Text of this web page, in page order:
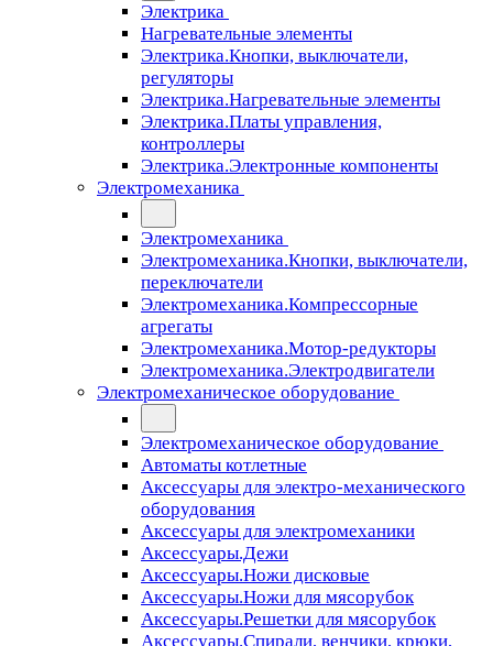
Электрика
Нагревательные элементы
Электрика.Кнопки, выключатели,
регуляторы
Электрика.Нагревательные элементы
Электрика.Платы управления,
контроллеры
Электрика.Электронные компоненты
Электромеханика
Электромеханика
Электромеханика.Кнопки, выключатели,
переключатели
Электромеханика.Компрессорные
агрегаты
Электромеханика.Мотор-редукторы
Электромеханика.Электродвигатели
Электромеханическое оборудование
Электромеханическое оборудование
Автоматы котлетные
Аксессуары для электро-механического
оборудования
Аксессуары для электромеханики
Аксессуары.Дежи
Аксессуары.Ножи дисковые
Аксессуары.Ножи для мясорубок
Аксессуары.Решетки для мясорубок
Аксессуары.Спирали, венчики, крюки,